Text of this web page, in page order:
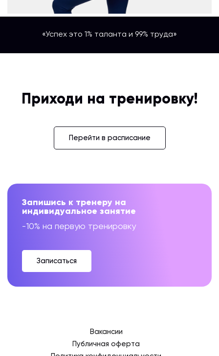
«Успех это 1% таланта и 99% труда»
Приходи на тренировку!
Перейти в расписание
Запишись к тренеру на
индивидуальное занятие
-10% на первую тренировку
Записаться
Вакансии
Публичная оферта